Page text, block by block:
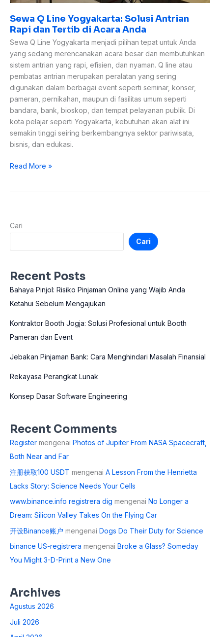
Sewa Q Line Yogyakarta: Solusi Antrian
Rapi dan Tertib di Acara Anda
Sewa Q Line Yogyakarta menjadi pilihan tepat untuk Anda
yang sedang merencanakan acara besar dan membutuhkan
sistem antrian yang rapi, efisien, dan nyaman. Q line atau
pembatas antrian merupakan peralatan yang sering
digunakan dalam berbagai event seperti seminar, konser,
pameran, pernikahan, maupun di fasilitas umum seperti
bandara, bank, bioskop, dan tempat pelayanan publik. Di
kota pelajar seperti Yogyakarta, kebutuhan akan alat ini
semakin tinggi seiring berkembangnya sektor pariwisata,
bisnis, dan edukasi.
Read More »
Cari
Cari
Recent Posts
Bahaya Pinjol: Risiko Pinjaman Online yang Wajib Anda
Ketahui Sebelum Mengajukan
Kontraktor Booth Jogja: Solusi Profesional untuk Booth
Pameran dan Event
Jebakan Pinjaman Bank: Cara Menghindari Masalah Finansial
Rekayasa Perangkat Lunak
Konsep Dasar Software Engineering
Recent Comments
Register mengenai Photos of Jupiter From NASA Spacecraft,
Both Near and Far
注册获取100 USDT mengenai A Lesson From the Henrietta
Lacks Story: Science Needs Your Cells
www.binance.info registrera dig mengenai No Longer a
Dream: Silicon Valley Takes On the Flying Car
开设Binance账户 mengenai Dogs Do Their Duty for Science
binance US-registrera mengenai Broke a Glass? Someday
You Might 3-D-Print a New One
Archives
Agustus 2026
Juli 2026